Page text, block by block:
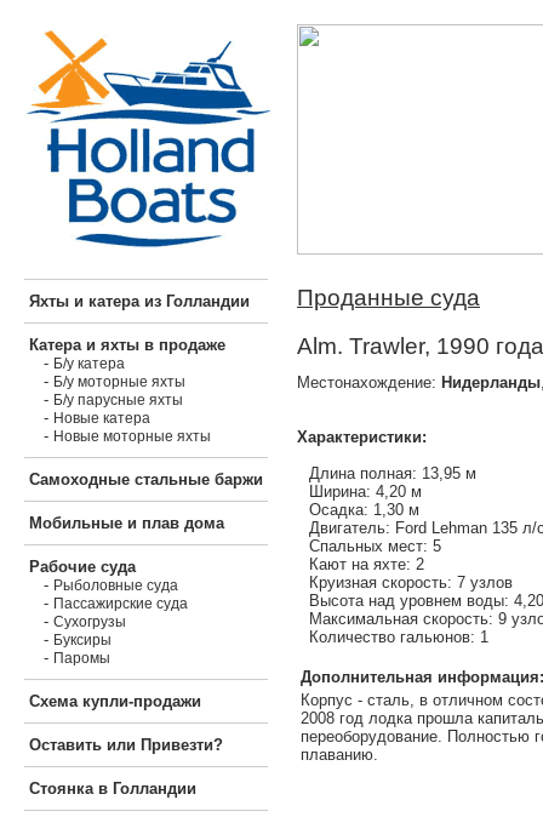
Яхты и катера из Голландии
Катера и яхты в продаже
- Б/у катера
- Б/у моторные яхты
- Б/у парусные яхты
- Новые катера
- Новые моторные яхты
Самоходные стальные баржи
Мобильные и плав дома
Рабочие суда
- Рыболовные суда
- Пассажирские суда
- Сухогрузы
- Буксиры
- Паромы
Схема купли-продажи
Оставить или Привезти?
Стоянка в Голландии
Проданные суда
Alm. Trawler, 1990 года
Местонахождение: Нидерланды
Характеристики:
Длина полная: 13,95 м
Ширина: 4,20 м
Осадка: 1,30 м
Двигатель: Ford Lehman 135 л/
Спальных мест: 5
Кают на яхте: 2
Круизная скорость: 7 узлов
Высота над уровнем воды:
Максимальная скорость: 9
Количество гальюнов: 1
Дополнительная информация:
Корпус - сталь, в отличном
2008 год лодка прошла
переоборудование. Полностью
плаванию.